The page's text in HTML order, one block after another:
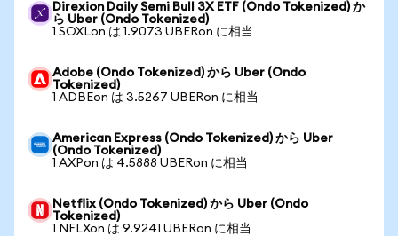
Direxion Daily Semi Bull 3X ETF (Ondo Tokenized) か
ら Uber (Ondo Tokenized)
1 SOXLon は 1.9073 UBERon に相当
Adobe (Ondo Tokenized) から Uber (Ondo
Tokenized)
1 ADBEon は 3.5267 UBERon に相当
American Express (Ondo Tokenized) から Uber
(Ondo Tokenized)
1 AXPon は 4.5888 UBERon に相当
Netflix (Ondo Tokenized) から Uber (Ondo
Tokenized)
1 NFLXon は 9.9241 UBERon に相当